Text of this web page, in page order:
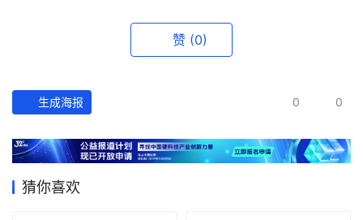
经
数
据
赞 (0)
生成海报 0 0
猜你喜欢